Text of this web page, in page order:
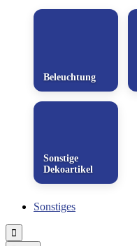
Beleuchtung
Sonstige
Dekoartikel
Sonstiges
